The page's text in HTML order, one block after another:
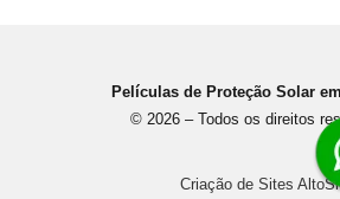
Películas de Proteção Solar
© 2026 – Todos os direitos
Criação de Sites